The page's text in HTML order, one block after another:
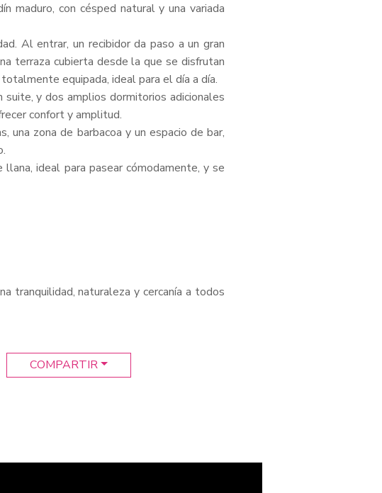
maduro, con césped natural y una variada
Al entrar, un recibidor da paso a un gran
terraza cubierta desde la que se disfrutan
equipada, ideal para el día a día.
suite, y dos amplios dormitorios adicionales
confort y amplitud.
una zona de barbacoa y un espacio de bar,
ideal para pasear cómodamente, y se
tranquilidad, naturaleza y cercanía a todos
COMPARTIR